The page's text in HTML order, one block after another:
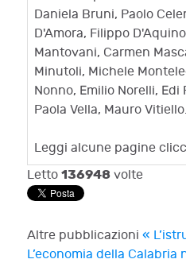
Daniela Bruni, Paolo
D'Amora, Filippo
Mantovani, Carmen
Minutoli, Michele
Nonno, Emilio Norelli,
Paola Vella, Mauro Vitiello.
Leggi alcune pagine
Letto 136948 volte
Altre pubblicazioni «
L’economia della Calabria